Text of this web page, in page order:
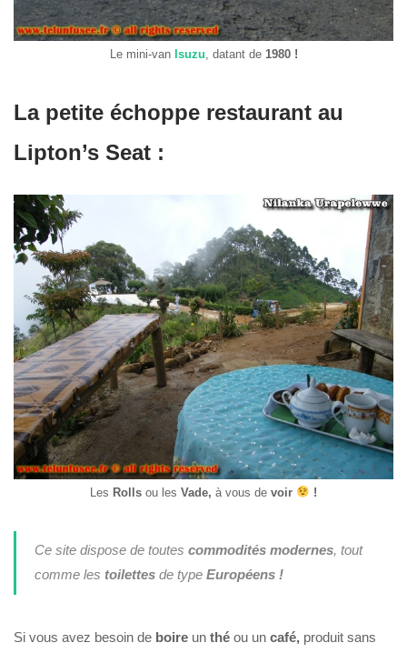
Le mini-van Isuzu , datant de1980 !
La petite échoppe restaurant au
Lipton’s Seat :
Les Rollsou les Vade, à vous de voir !
Ce site dispose de toutes commodités modernes, tout
comme les toilettesde typeEuropéens !
Si vous avez besoin de boire un thé ou un café, produit sans